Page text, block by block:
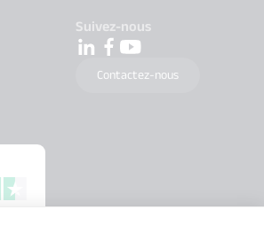
Suivez-nous
Contactez-nous